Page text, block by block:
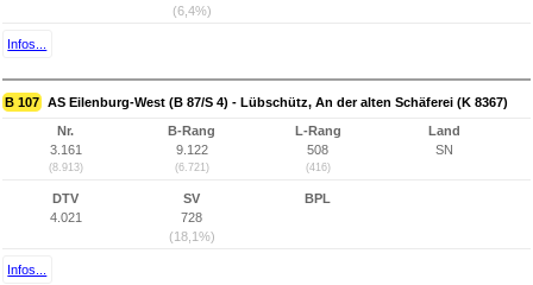
(6,4%)
Infos...
B 107 AS Eilenburg-West (B 87/S 4) - Lübschütz, An der alten Schäferei (K 8367)
Nr.
3.161
(8.913)
B-Rang
9.122
(6.721)
L-Rang
508
(416)
Land
SN
DTV
4.021
SV
728
(18,1%)
BPL
Infos...